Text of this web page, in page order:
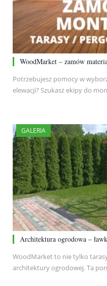
WoodMarket – zamów
Potrzebujesz pomocy w
elewacji? Szukasz ekipy do
GALERIA
Architektura ogrodowa –
WoodMarket to nie tylko
architektury ogrodowej. Ta